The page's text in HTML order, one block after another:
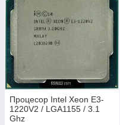
Процесор Intel Xeon E3-
1220V2 / LGA1155 / 3.1
Ghz